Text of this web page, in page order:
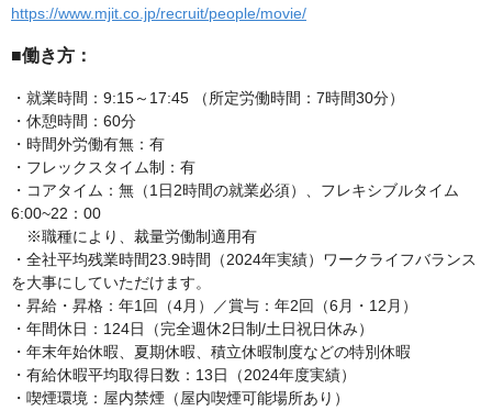
https://www.mjit.co.jp/recruit/people/movie/
■働き方：
・就業時間：9:15～17:45 （所定労働時間：7時間30分）
・休憩時間：60分
・時間外労働有無：有
・フレックスタイム制：有
・コアタイム：無（1日2時間の就業必須）、フレキシブルタイム
6:00~22：00
※職種により、裁量労働制適用有
・全社平均残業時間23.9時間（2024年実績）ワークライフバランス
を大事にしていただけます。
・昇給・昇格：年1回（4月）／賞与：年2回（6月・12月）
・年間休日：124日（完全週休2日制/土日祝日休み）
・年末年始休暇、夏期休暇、積立休暇制度などの特別休暇
・有給休暇平均取得日数：13日（2024年度実績）
・喫煙環境：屋内禁煙（屋内喫煙可能場所あり）